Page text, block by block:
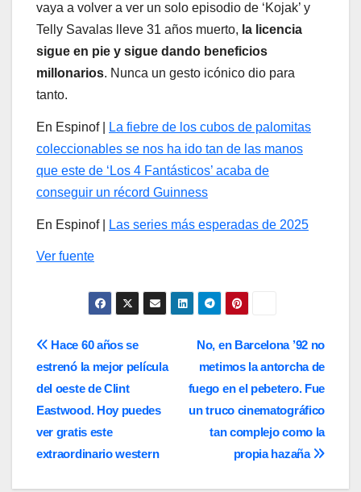
vaya a volver a ver un solo episodio de ‘Kojak’ y
Telly Savalas lleve 31 años muerto, la licencia
sigue en pie y sigue dando beneficios
millonarios. Nunca un gesto icónico dio para
tanto.
En Espinof |
La fiebre de los cubos de palomitas
coleccionables se nos ha ido tan de las manos
que este de ‘Los 4 Fantásticos’ acaba de
conseguir un récord Guinness
En Espinof | Las series más esperadas de 2025
Ver fuente
Navegación
de
entradas
No, en Barcelona ’92 no
metimos la antorcha de
fuego en el pebetero. Fue
un truco cinematográfico
tan complejo como la
propia hazaña
Hace 60 años se
estrenó la mejor película
del oeste de Clint
Eastwood. Hoy puedes
ver gratis este
extraordinario western